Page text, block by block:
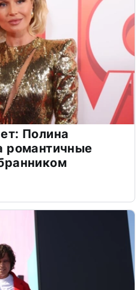
Полина
романтичные